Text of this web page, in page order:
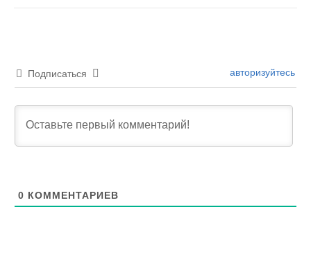
Подписаться авторизуйтесь
0 КОММЕНТАРИЕВ